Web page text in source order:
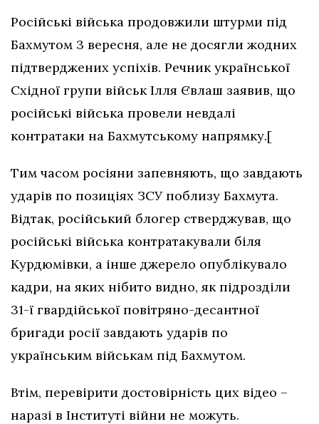
Російські війська продовжили штурми під
Бахмутом 3 вересня, але не досягли жодних
підтверджених успіхів. Речник української
Східної групи військ Ілля Євлаш заявив, що
російські війська провели невдалі
контратаки на Бахмутському напрямку.[
Тим часом росіяни запевняють, що завдають
ударів по позиціях ЗСУ поблизу Бахмута.
Відтак, російський блогер стверджував, що
російські війська контратакували біля
Курдюмівки, а інше джерело опублікувало
кадри, на яких нібито видно, як підрозділи
31-ї гвардійської повітряно-десантної
бригади росії завдають ударів по
українським військам під Бахмутом.
Втім, перевірити достовірність цих відео –
наразі в Інституті війни не можуть.